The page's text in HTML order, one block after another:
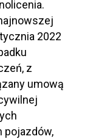
2022
z
umową
pojazdów,